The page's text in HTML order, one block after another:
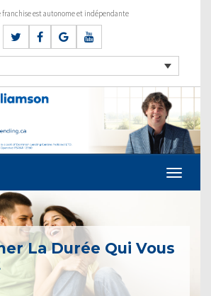
franchise est autonome et indépendante
La Durée Qui Vous